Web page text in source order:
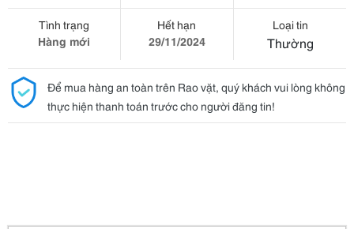
Tình trạng
Hàng mới
Hết hạn
29/11/2024
Loại tin
Thường
Để mua hàng an toàn trên Rao vặt, quý khách vui lòng không
thực hiện thanh toán trước cho người đăng tin!